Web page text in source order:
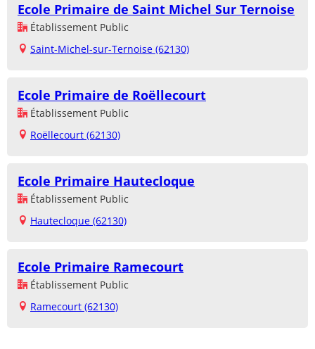
Ecole Primaire de Saint Michel Sur Ternoise
Établissement Public
Saint-Michel-sur-Ternoise (62130)
Ecole Primaire de Roëllecourt
Établissement Public
Roëllecourt (62130)
Ecole Primaire Hautecloque
Établissement Public
Hautecloque (62130)
Ecole Primaire Ramecourt
Établissement Public
Ramecourt (62130)